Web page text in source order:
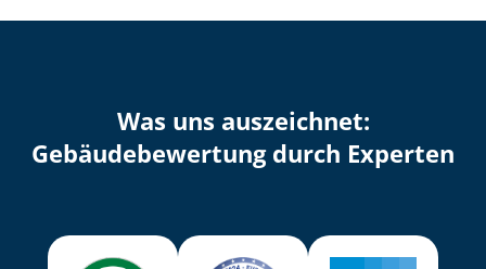
Was uns auszeichnet:
Ge­bäu­de­be­wer­tung durch Experten